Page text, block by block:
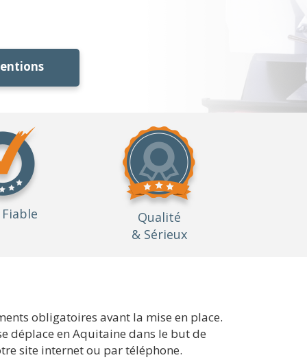
Qualité
& Sérieux
obligatoires avant la mise en place.
déplace en Aquitaine dans le but de
site internet ou par téléphone.